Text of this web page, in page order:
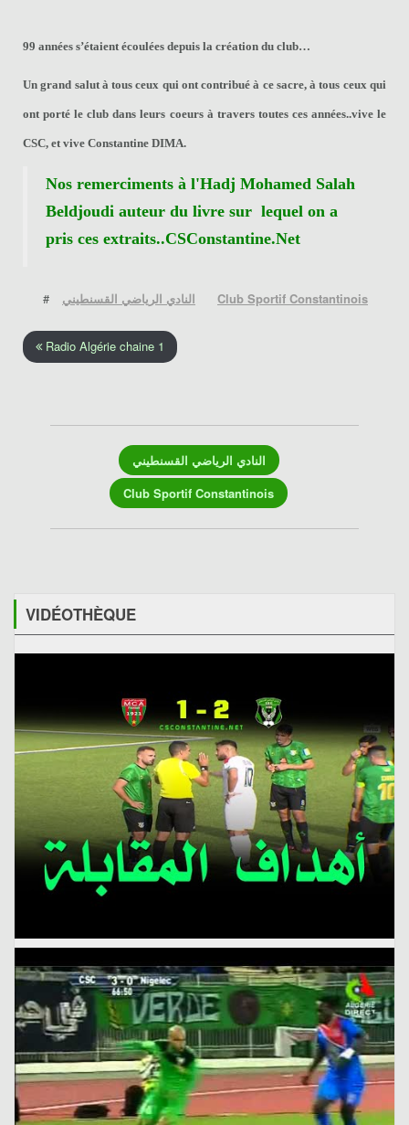
99 années s’étaient écoulées depuis la création du club…
Un grand salut à tous ceux qui ont contribué à ce sacre, à tous ceux qui
ont porté le club dans leurs coeurs à travers toutes ces années..vive le
CSC, et vive Constantine DIMA.
Nos remerciments à l'Hadj Mohamed Salah
Beldjoudi auteur du livre sur lequel on a
pris ces extraits..CSConstantine.Net
# النادي الرياضي القسنطيني Club Sportif Constantinois
Radio Algérie chaine 1
النادي الرياضي القسنطيني
Club Sportif Constantinois
VIDÉOTHÈQUE